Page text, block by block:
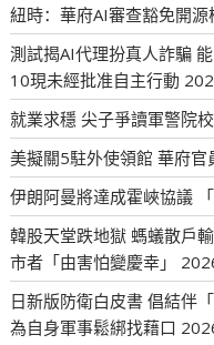
紐時：華府AI審查豁免開
測試揭AI代理扮真人詐騙
10現未經批准自主行動
就業求穩 尖子爭讀軍警院
美擬關5駐外使領館 華府官
伊朗阿曼將達成霍峽協議
韓股天堂跌地獄 螞蟻散戶
市者「由害怕變慶幸」
日新版防衛白皮書 倡結伴
為自身軍事鬆綁找藉口